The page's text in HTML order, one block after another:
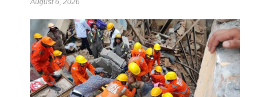
August 6, 2026